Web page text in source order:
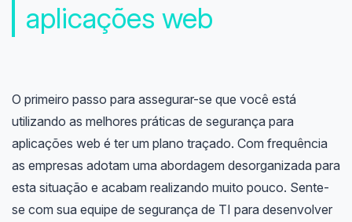
aplicações web
O primeiro passo para assegurar-se que você está
utilizando as melhores práticas de segurança para
aplicações web é ter um plano traçado. Com frequência
as empresas adotam uma abordagem desorganizada para
esta situação e acabam realizando muito pouco. Sente-
se com sua equipe de segurança de TI para desenvolver